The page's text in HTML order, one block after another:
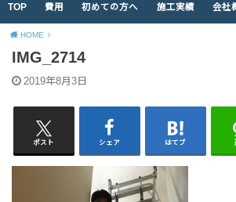
TOP 費用 初めての方へ 施工実績 会社
HOME
IMG_2714
2019年8月3日
ポスト シェア はてブ